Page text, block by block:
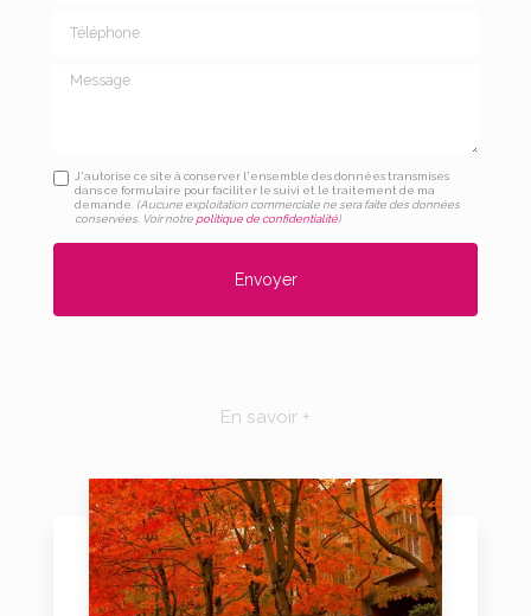
Message
J'autorise ce site à conserver l'ensemble des données transmises
dans ce formulaire pour faciliter le suivi et le traitement de ma
demande. (Aucune exploitation commerciale ne sera faite des données
conservées. Voir notre politique de confidentialité)
En savoir +